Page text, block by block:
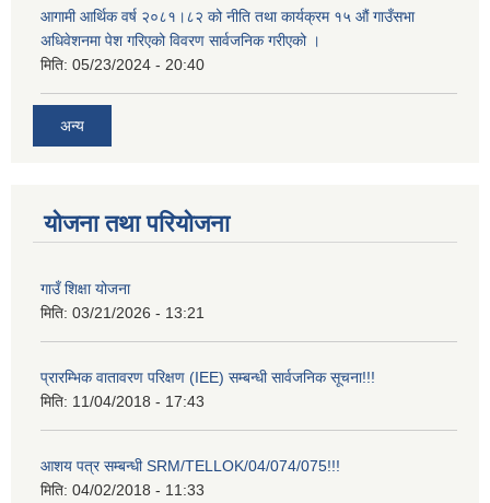
आगामी आर्थिक वर्ष २०८१।८२ को नीति तथा कार्यक्रम १५ औं गाउँसभा
अधिवेशनमा पेश गरिएको विवरण सार्वजनिक गरीएको ।
मिति: 05/23/2024 - 20:40
अन्य
योजना तथा परियोजना
गाउँ शिक्षा योजना
मिति: 03/21/2026 - 13:21
प्रारम्भिक वातावरण परिक्षण (IEE) सम्बन्धी सार्वजनिक सूचना!!!
मिति: 11/04/2018 - 17:43
आशय पत्र सम्बन्धी SRM/TELLOK/04/074/075!!!
मिति: 04/02/2018 - 11:33